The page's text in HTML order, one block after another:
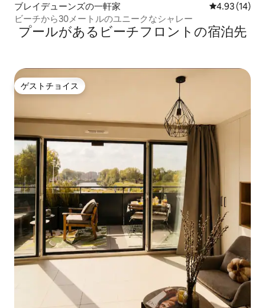
ブレイデューンズの一軒家 レビュー14
4.93 (14)
ビーチから30メートルのユニークなシャレー
プールがあるビーチフロントの宿泊先
ゲストチョイス
ゲストチョイス